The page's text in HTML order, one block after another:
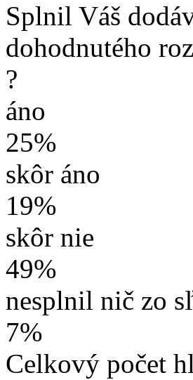
Splnil Váš
dohodnutého
?
áno
25%
skôr áno
19%
skôr nie
49%
nesplnil nič zo
7%
Celkový počet